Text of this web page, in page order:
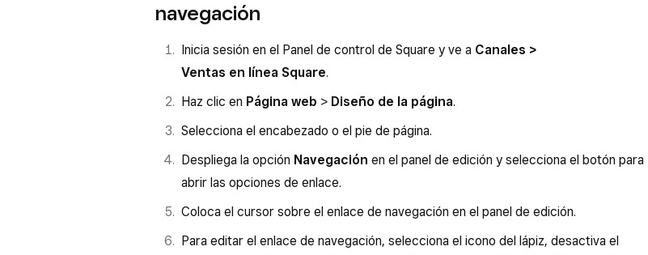
navegación
Inicia sesión en el Panel de control de Square y ve a Canales >
Ventas en línea Square.
Haz clic en Página web > Diseño de la página.
Selecciona el encabezado o el pie de página.
Despliega la opción Navegación en el panel de edición y selecciona el botón para
abrir las opciones de enlace.
Coloca el cursor sobre el enlace de navegación en el panel de edición.
Para editar el enlace de navegación, selecciona el icono del lápiz, desactiva el